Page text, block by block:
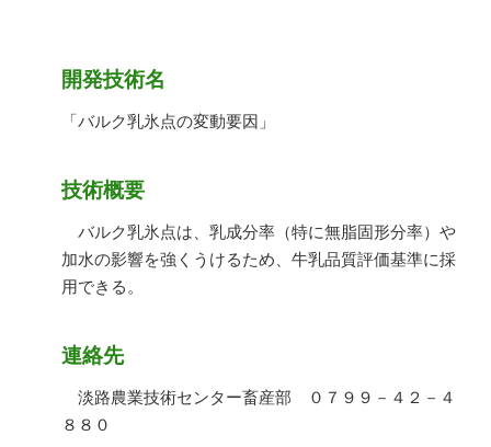
開発技術名
「バルク乳氷点の変動要因」
技術概要
バルク乳氷点は、乳成分率（特に無脂固形分率）や
加水の影響を強くうけるため、牛乳品質評価基準に採
用できる。
連絡先
淡路農業技術センター畜産部 ０７９９－４２－４
８８０